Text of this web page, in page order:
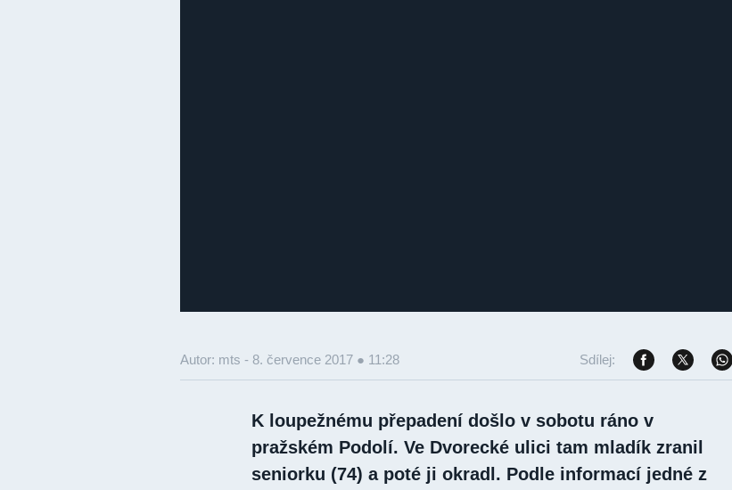
Autor: mts - 8. července 2017 ● 11:28 Sdílej:
K loupežnému přepadení došlo v sobotu ráno v
pražském Podolí. Ve Dvorecké ulici tam mladík zranil
seniorku (74) a poté ji okradl. Podle informací jedné z